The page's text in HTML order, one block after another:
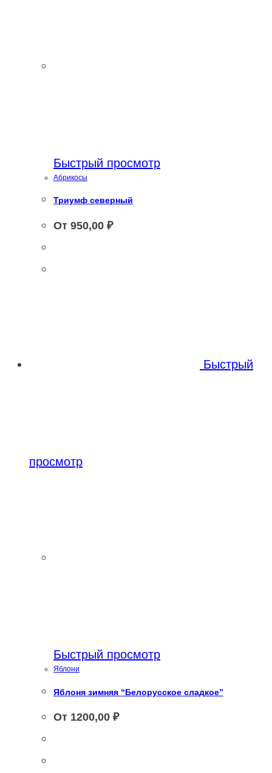
Быстрый просмотр
Абрикосы
Триумф северный
От 950,00 ₽
Быстрый
просмотр
Быстрый просмотр
Яблони
Яблоня зимняя “Белорусское сладкое”
От 1200,00 ₽